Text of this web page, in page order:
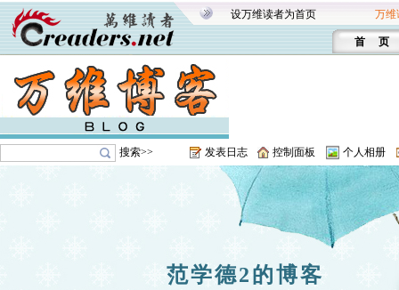
设万维读者为首页 万维
首 页
搜索>> 发表日志 控制面板 个人相册
范学德2的博客